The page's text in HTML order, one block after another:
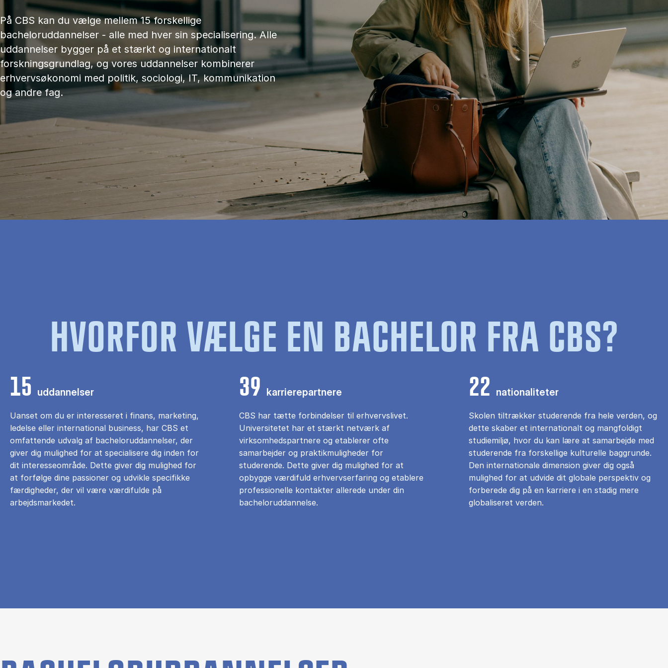
På CBS kan du vælge mellem 15 forskellige
bacheloruddannelser - alle med hver sin specialisering. Alle
uddannelser bygger på et stærkt og internationalt
forskningsgrundlag, og vores uddannelser kombinerer
erhvervsøkonomi med politik, sociologi, IT, kommunikation
og andre fag.
HVORFOR VÆLGE EN BACHELOR FRA CBS?
15 uddannelser
Uanset om du er interesseret i finans, marketing,
ledelse eller international business, har CBS et
omfattende udvalg af bacheloruddannelser, der
giver dig mulighed for at specialisere dig inden for
dit interesseområde. Dette giver dig mulighed for
at forfølge dine passioner og udvikle specifikke
færdigheder, der vil være værdifulde på
arbejdsmarkedet.
39 karrierepartnere
CBS har tætte forbindelser til erhvervslivet.
Universitetet har et stærkt netværk af
virksomhedspartnere og etablerer ofte
samarbejder og praktikmuligheder for
studerende. Dette giver dig mulighed for at
opbygge værdifuld erhvervserfaring og etablere
professionelle kontakter allerede under din
bacheloruddannelse.
22 nationaliteter
Skolen tiltrækker studerende fra hele verden, og
dette skaber et internationalt og mangfoldigt
studiemiljø, hvor du kan lære at samarbejde med
studerende fra forskellige kulturelle baggrunde.
Den internationale dimension giver dig også
mulighed for at udvide dit globale perspektiv og
forberede dig på en karriere i en stadig mere
globaliseret verden.